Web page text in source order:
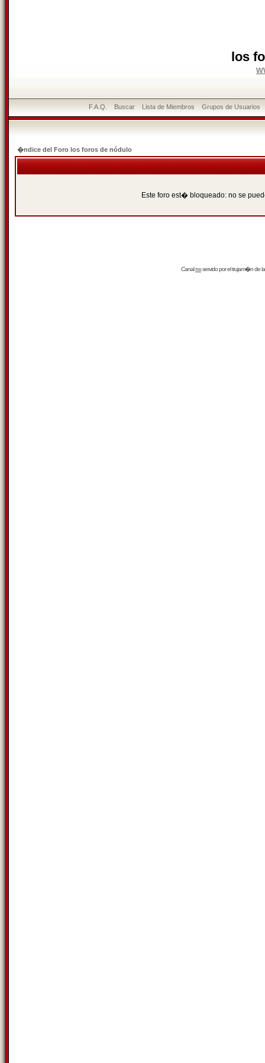
los
F.A.Q. Buscar Lista de Miembros Grupos de Usuarios
�ndice del Foro los foros de nódulo
Este foro est� bloqueado: no se
Canalrssservido por eltrujam�nde